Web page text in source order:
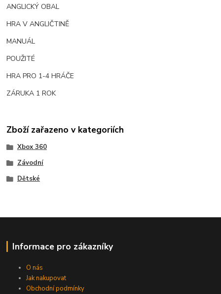
ANGLICKÝ OBAL
HRA V ANGLIČTINĚ
MANUÁL
POUŽITÉ
HRA PRO 1-4 HRÁČE
ZÁRUKA 1 ROK
Zboží zařazeno v kategoriích
Xbox 360
Závodní
Dětské
Informace pro zákazníky
O nás
Jak nakupovat
Obchodní podmínky